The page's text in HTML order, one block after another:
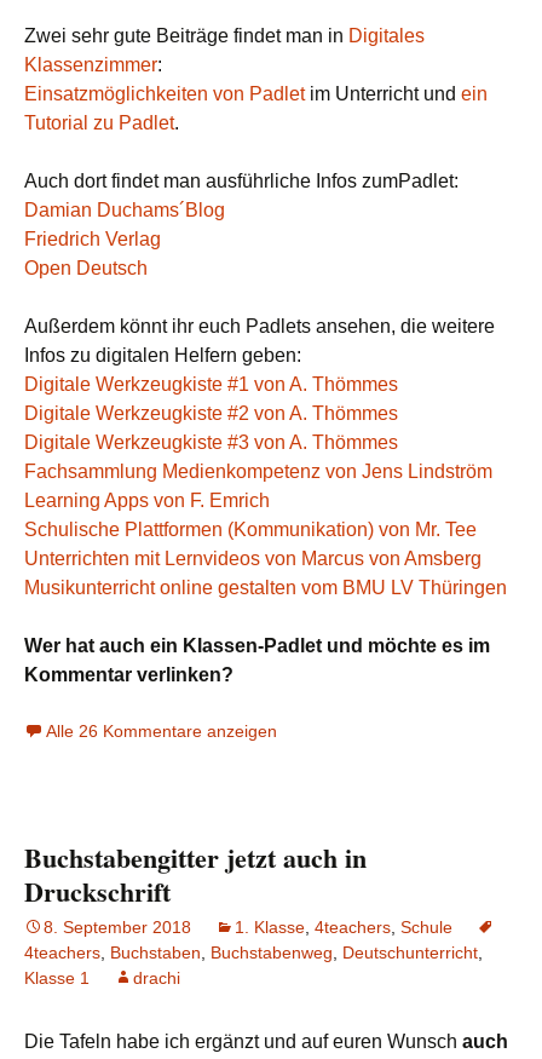
Zwei sehr gute Beiträge findet man in Digitales
Klassenzimmer:
Einsatzmöglichkeiten von Padletim Unterricht und ein
Tutorial zu Padlet.
Auch dort findet man ausführliche Infos zumPadlet:
Damian Duchams´Blog
Friedrich Verlag
Open Deutsch
Außerdem könnt ihr euch Padlets ansehen, die weitere
Infos zu digitalen Helfern geben:
Digitale Werkzeugkiste #1 von A. Thömmes
Digitale Werkzeugkiste #2 von A. Thömmes
Digitale Werkzeugkiste #3 von A. Thömmes
Fachsammlung Medienkompetenz von Jens Lindström
Learning Apps von F. Emrich
Schulische Plattformen (Kommunikation) von Mr. Tee
Unterrichten mit Lernvideos von Marcus von Amsberg
Musikunterricht online gestalten vom BMU LV Thüringen
Wer hat auch ein Klassen-Padlet und möchte es im
Kommentar verlinken?
Alle 26 Kommentare anzeigen
Buchstabengitter jetzt auch in
Druckschrift
8. September 2018 1. Klasse 4teachers Schule
4teachers Buchstaben Buchstabenweg Deutschunterricht
Klasse 1
drachi
Die Tafeln habe ich ergänzt und auf euren Wunsch auch